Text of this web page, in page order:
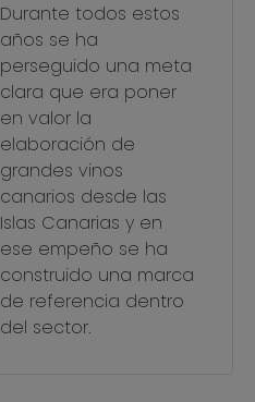
Durante todos estos
años se ha
perseguido una meta
clara que era poner
en valor la
elaboración de
grandes vinos
canarios desde las
Islas Canarias y en
ese empeño se ha
construido una marca
de referencia dentro
del sector.